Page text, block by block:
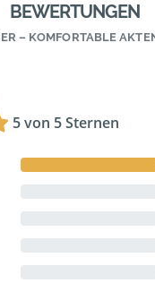
BEWERTUNGEN
– KOMFORTABLE
5 von 5 Sternen